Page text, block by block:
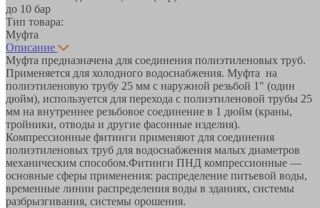
до 10 бар
Тип товара:
Муфта
Описание
Муфта предназначена для соединения полиэтиленовых труб.
Применяется для холодного водоснабжения. Муфта на
полиэтиленовую трубу 25 мм с наружной резьбой 1" (один
дюйм), используется для перехода с полиэтиленовой трубы 25
мм на внутреннее резьбовое соединение в 1 дюйм (краны,
тройники, отводы и другие фасонные изделия).
Компрессионные фитинги применяют для соединения
полиэтиленовых труб для водоснабжения малых диаметров
механическим способом.Фитинги ПНД компрессионные —
основные сферы применения: распределение питьевой воды,
временные линии распределения воды в зданиях, системы
разбрызгивания, системы орошения.